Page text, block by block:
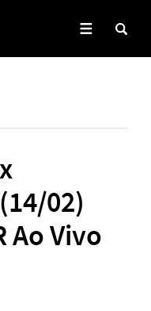
02)
Ao Vivo